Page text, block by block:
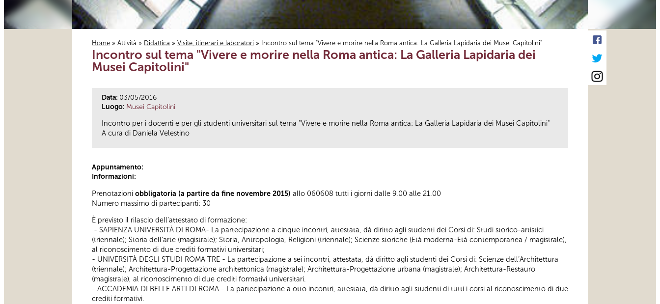
Tu sei qui
Home » Attività » Didattica » Visite, itinerari e laboratori » Incontro sul tema "Vivere e morire nella Roma antica: La Galleria Lapidaria dei Musei Capitolini"
Incontro sul tema "Vivere e morire nella Roma antica: La Galleria Lapidaria dei
Musei Capitolini"
Data: 03/05/2016
Luogo: Musei Capitolini
Incontro per i docenti e per gli studenti universitari sul tema "Vivere e morire nella Roma antica: La Galleria Lapidaria dei Musei Capitolini"
A cura di Daniela Velestino
Appuntamento:
Informazioni:
Prenotazioni obbligatoria (a partire da fine novembre 2015) allo 060608 tutti i giorni dalle 9.00 alle 21.00
Numero massimo di partecipanti: 30
È previsto il rilascio dell’attestato di formazione:
- SAPIENZA UNIVERSITÀ DI ROMA- La partecipazione a cinque incontri, attestata, dà diritto agli studenti dei Corsi di: Studi storico-artistici
(triennale); Storia dell’arte (magistrale); Storia, Antropologia, Religioni (triennale); Scienze storiche (Età moderna-Età contemporanea / magistrale),
al riconoscimento di due crediti formativi universitari;
- UNIVERSITÀ DEGLI STUDI ROMA TRE - La partecipazione a sei incontri, attestata, dà diritto agli studenti dei Corsi di: Scienze dell’Architettura
(triennale); Architettura-Progettazione architettonica (magistrale); Architettura-Progettazione urbana (magistrale); Architettura-Restauro
(magistrale), al riconoscimento di due crediti formativi universitari.
- ACCADEMIA DI BELLE ARTI DI ROMA - La partecipazione a otto incontri, attestata, dà diritto agli studenti di tutti i corsi al riconoscimento di due
crediti formativi.